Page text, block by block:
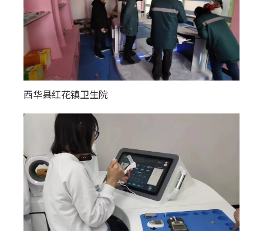
西华县红花镇卫生院
奎屯市团结街社区卫生服务中心